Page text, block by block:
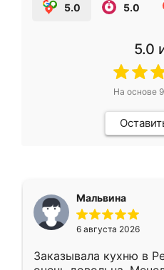
5.0 5.0
5.0
На основе
Мальвина
6 августа 2026
Заказывала кухню в